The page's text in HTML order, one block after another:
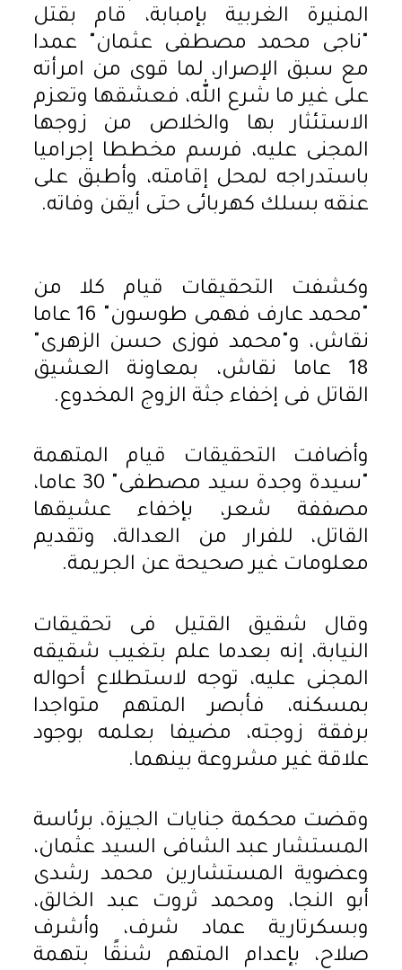
المنيرة الغربية بإمبابة، قام بقتل
"ناجى محمد مصطفى عثمان" عمدا
مع سبق الإصرار، لما قوى من امرأته
على غير ما شرع الله، فعشقها وتعزم
الاستئثار بها والخلاص من زوجها
المجنى عليه، فرسم مخططا إجراميا
باستدراجه لمحل إقامته، وأطبق على
عنقه بسلك كهربائى حتى أيقن وفاته.
وكشفت التحقيقات قيام كلا من
"محمد عارف فهمى طوسون" 16 عاما
نقاش، و"محمد فوزى حسن الزهرى"
18 عاما نقاش، بمعاونة العشيق
القاتل فى إخفاء جثة الزوج المخدوع.
وأضافت التحقيقات قيام المتهمة
"سيدة وجدة سيد مصطفى" 30 عاما،
مصففة شعر، بإخفاء عشيقها
القاتل، للفرار من العدالة، وتقديم
معلومات غير صحيحة عن الجريمة.
وقال شقيق القتيل فى تحقيقات
النيابة، إنه بعدما علم بتغيب شقيقه
المجنى عليه، توجه لاستطلاع أحواله
بمسكنه، فأبصر المتهم متواجدا
برفقة زوجته، مضيفا بعلمه بوجود
علاقة غير مشروعة بينهما.
وقضت محكمة جنايات الجيزة، برئاسة
المستشار عبد الشافى السيد عثمان،
وعضوية المستشارين محمد رشدى
أبو النجا، ومحمد ثروت عبد الخالق،
وبسكرتارية عماد شرف، وأشرف
صلاح، بإعدام المتهم شنقًا بتهمة